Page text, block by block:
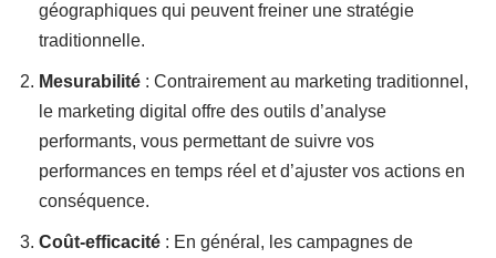
géographiques qui peuvent freiner une stratégie
traditionnelle.
Mesurabilité : Contrairement au marketing traditionnel,
le marketing digital offre des outils d’analyse
performants, vous permettant de suivre vos
performances en temps réel et d’ajuster vos actions en
conséquence.
Coût-efficacité : En général, les campagnes de